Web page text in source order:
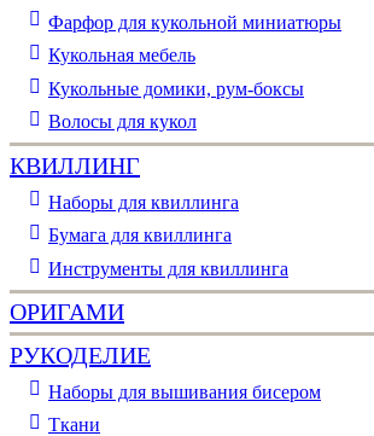
Фарфор для кукольной миниатюры
Кукольная мебель
Кукольные домики, рум-боксы
Волосы для кукол
КВИЛЛИНГ
Наборы для квиллинга
Бумага для квиллинга
Инструменты для квиллинга
ОРИГАМИ
РУКОДЕЛИЕ
Наборы для вышивания бисером
Ткани